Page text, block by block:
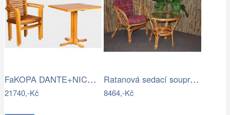
FaKOPA DANTE+NICE SET - balkonový set…
21740,-Kč
Ratanová sedací souprava - medová - AX
8464,-Kč